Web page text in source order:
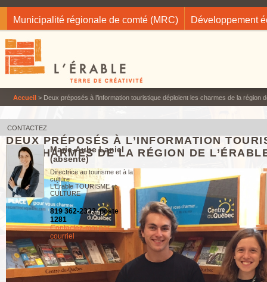
Municipalité régionale de comté (MRC) Développement
Accueil > Deux préposés à l’information touristique déploient les charmes de la région
DEUX PRÉPOSÉS À L’INFORMATION
LES CHARMES DE LA RÉGION DE
CONTACTEZ
Marie-Aube Laniel
(absente)
Directrice au tourisme et à la
culture
L'Érable TOURISME et
CULTURE
819 362-2333, poste
1281
Contactez-moi par
courriel